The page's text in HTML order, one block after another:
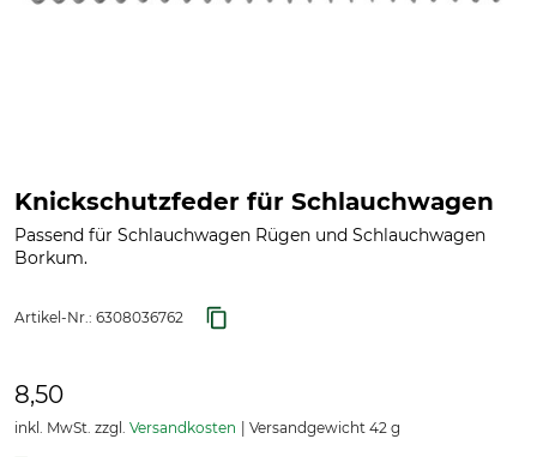
Knickschutzfeder für Schlauchwagen
Passend für Schlauchwagen Rügen und Schlauchwagen
Borkum.
Artikel-Nr.: 6308036762
8,50
inkl. MwSt. zzgl. Versandkosten Versandgewicht 42 g